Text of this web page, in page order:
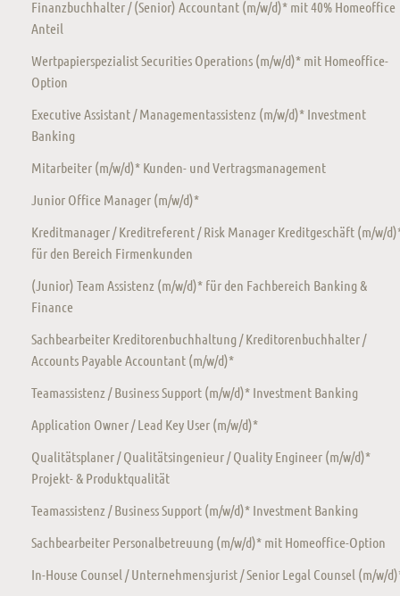
Finanzbuchhalter / (Senior) Accountant (m/w/d)* mit 40% Homeoffice
Anteil
Wertpapierspezialist Securities Operations (m/w/d)* mit Homeoffice-
Option
Executive Assistant / Managementassistenz (m/w/d)* Investment
Banking
Mitarbeiter (m/w/d)* Kunden- und Vertragsmanagement
Junior Office Manager (m/w/d)*
Kreditmanager / Kreditreferent / Risk Manager Kreditgeschäft (m/w/
für den Bereich Firmenkunden
(Junior) Team Assistenz (m/w/d)* für den Fachbereich Banking &
Finance
Sachbearbeiter Kreditorenbuchhaltung / Kreditorenbuchhalter /
Accounts Payable Accountant (m/w/d)*
Teamassistenz / Business Support (m/w/d)* Investment Banking
Application Owner / Lead Key User (m/w/d)*
Qualitätsplaner / Qualitätsingenieur / Quality Engineer (m/w/d)*
Projekt- & Produktqualität
Teamassistenz / Business Support (m/w/d)* Investment Banking
Sachbearbeiter Personalbetreuung (m/w/d)* mit Homeoffice-Option
In-House Counsel / Unternehmensjurist / Senior Legal Counsel (m/w/